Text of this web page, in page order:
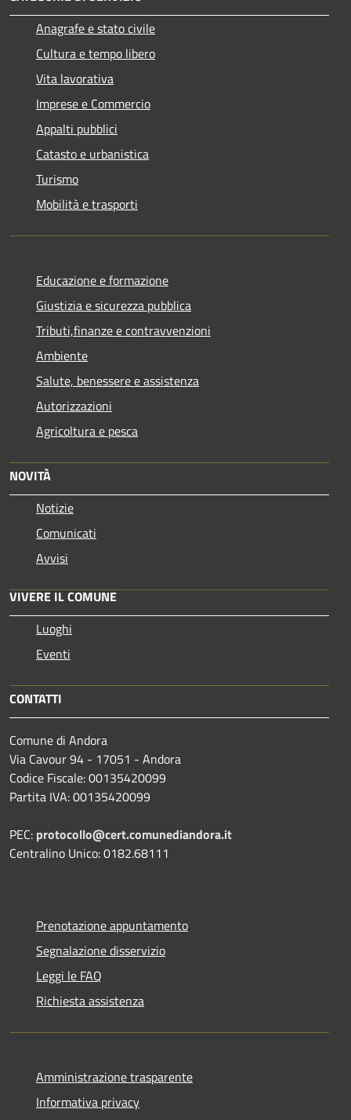
Anagrafe e stato civile
Cultura e tempo libero
Vita lavorativa
Imprese e Commercio
Appalti pubblici
Catasto e urbanistica
Turismo
Mobilità e trasporti
Educazione e formazione
Giustizia e sicurezza pubblica
Tributi,finanze e contravvenzioni
Ambiente
Salute, benessere e assistenza
Autorizzazioni
Agricoltura e pesca
NOVITÀ
Notizie
Comunicati
Avvisi
VIVERE IL COMUNE
Luoghi
Eventi
CONTATTI
Comune di Andora
Via Cavour 94 - 17051 - Andora
Codice Fiscale: 00135420099
Partita IVA: 00135420099
PEC: protocollo@cert.comunediandora.it
Centralino Unico: 0182.68111
Prenotazione appuntamento
Segnalazione disservizio
Leggi le FAQ
Richiesta assistenza
Amministrazione trasparente
Informativa privacy